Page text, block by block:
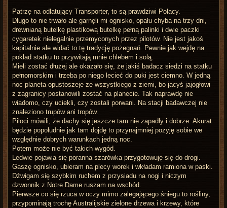
Patrzę na odlatujący Transporter, to są prawdziwi Polacy.
Długo to nie trwało ale garnęli mi ognisko, opału chyba na trzy dni,
drewnianą butelkę plastikową butelkę pełną palinki i dwie paczki
cygaretek nielegalnie przemyconych przez pilotów. Nie jest jakoś
kapitalnie ale widać to tę tradycję pożegnań. Pewnie jak wejdę na
pokład statku to przywitają mnie chlebem i solą.
Mieli zostać dłużej ale okazało się, że jakiś badacz siedzi na statku
pełnomorskim i trzeba po niego lecieć do puki jest ciemno. W jedną
noc planeta opustoszeje ze wszystkiego z ziemi, bo jacyś jajogłowi
z zagranicy postanowili zostać na planecie. Tak naprawdę nie
wiadomo, czy uciekli, czy zostali porwani. Na stacji badawczej nie
znaleziono trupów ani tropów.
Piloci mówili, że dachy się jeszcze tam nie zapadły i dobrze. Akurat
będzie popołudnie jak tam dojdę to przynajmniej pożyję sobie we
względnie dobrych warunkach jedną noc.
Potem może nie być takich wygód.
Ledwie pojawia się poranna szarówka przygotowuję się do drogi.
Gaszę ognisko, ubieram na plecy worek i wkładam ramiona w paski.
Dźwigam się szybkim ruchem z przysiadu na nogi i niczym
dzwonnik z Notre Dame ruszam na wschód.
Pierwsze co się rzuca w oczy mimo zalegającego śniegu to rośliny,
przypominają trochę Australijskie zielone drzewa i krzewy, które